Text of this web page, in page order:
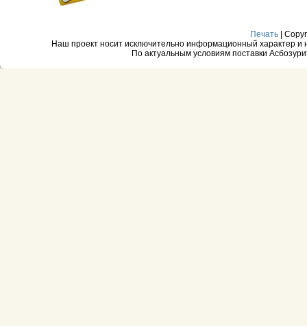
Печать |
Наш проект носит исключительно информационный характер и
По актуальным условиям поставки